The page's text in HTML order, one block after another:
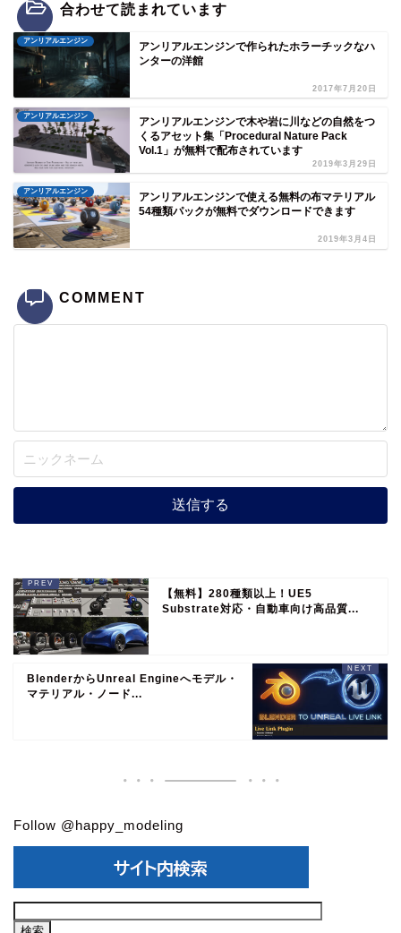
合わせて読まれています
アンリアルエンジン
アンリアルエンジンで作られたホラーチックなハ
ンターの洋館
2017年7月20日
アンリアルエンジン
アンリアルエンジンで木や岩に川などの自然をつ
くるアセット集「Procedural Nature Pack
Vol.1」が無料で配布されています
2019年3月29日
アンリアルエンジン
アンリアルエンジンで使える無料の布マテリアル
54種類パックが無料でダウンロードできます
2019年3月4日
COMMENT
【無料】280種類以上！UE5
Substrate対応・自動車向け高品質...
BlenderからUnreal Engineへモデル・
マテリアル・ノード...
Follow @happy_modeling